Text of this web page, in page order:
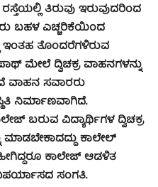
ತಿರುವು ಇರುವುದರಿಂದ
ಬಹಳ ಎಚ್ಚರಿಕೆಯಿಂದ
ಇಂತಹ ತೊಂದರೆಗಳಿರುವ
ಮೇಲೆ ದ್ವಿಚಕ್ರ ವಾಹನಗಳನ್ನು
ವಾಹನ ಸವಾರರು
ನಿರ್ಮಾಣವಾಗಿದೆ.
ಬರುವ ವಿದ್ಯಾರ್ಥಿಗಳ ದ್ವಿಚಕ್ರ
ಕಾಲೇಲ್
ಕಾಲೇಜ್ ಆಡಳಿತ
ಸಂಗತಿ.